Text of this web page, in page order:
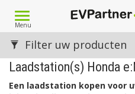
Toggle
navigation
Menu
Laadstation(s) Honda
Een laadstation kopen voor
Filter uw producten